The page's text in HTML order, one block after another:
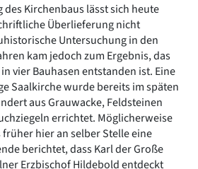
des Kirchenbaus lässt sich heute
Überlieferung nicht
Untersuchung in den
kam jedoch zum Ergebnis, das
vier Bauhasen entstanden ist. Eine
Saalkirche wurde bereits im späten
aus Grauwacke, Feldsteinen
errichtet. Möglicherweise
hier an selber Stelle eine
berichtet, dass Karl der Große
Erzbischof Hildebold entdeckt